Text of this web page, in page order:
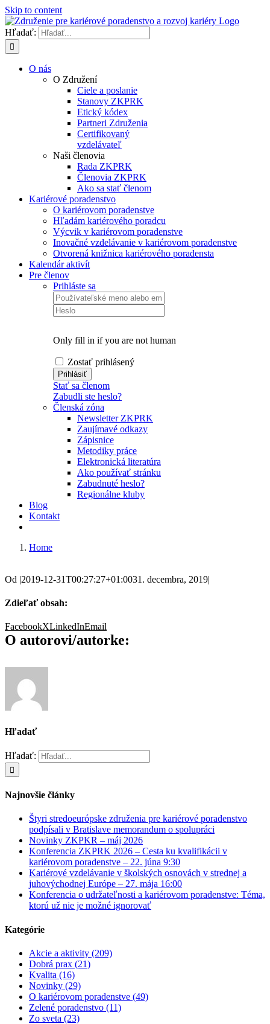
Skip to content
Hľadať:
O nás
O Združení
Ciele a poslanie
Stanovy ZKPRK
Etický kódex
Partneri Združenia
Certifikovaný
vzdelávateľ
Naši členovia
Rada ZKPRK
Členovia ZKPRK
Ako sa stať členom
Kariérové poradenstvo
O kariérovom poradenstve
Hľadám kariérového poradcu
Výcvik v kariérovom poradenstve
Inovačné vzdelávanie v kariérovom poradenstve
Otvorená knižnica kariérového poradensta
Kalendár aktivít
Pre členov
Prihláste sa
Only fill in if you are not human
Zostať prihlásený
Stať sa členom
Zabudli ste heslo?
Členská zóna
Newsletter ZKPRK
Zaujímavé odkazy
Zápisnice
Metodiky práce
Elektronická literatúra
Ako používať stránku
Zabudnuté heslo?
Regionálne kluby
Blog
Kontakt
Home
Od |2019-12-31T00:27:27+01:0031. decembra, 2019|
Zdieľať obsah:
FacebookXLinkedInEmail
O autorovi/autorke:
Hľadať
Hľadať:
Najnovšie články
Štyri stredoeurópske združenia pre kariérové poradenstvo
podpísali v Bratislave memorandum o spolupráci
Novinky ZKPKR – máj 2026
Konferencia ZKPRK 2026 – Cesta ku kvalifikácii v
kariérovom poradenstve – 22. júna 9:30
Kariérové vzdelávanie v školských osnovách v strednej a
juhovýchodnej Európe – 27. mája 16:00
Konferencia o udržateľnosti a kariérovom poradenstve: Téma,
ktorú už nie je možné ignorovať
Kategórie
Akcie a aktivity (209)
Dobrá prax (21)
Kvalita (16)
Novinky (29)
O kariérovom poradenstve (49)
Zelené poradenstvo (11)
Zo sveta (23)